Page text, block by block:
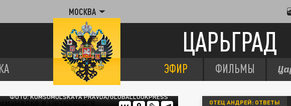
МОСКВА
ЦАРЬГРАД
ЭФИР ФИЛЬМЫ
ФОТО: KOMSOMOLSKAYA PRAVDA/GLOBALLOOKPRESS
ОТЕЦ АНДРЕЙ: ОТВЕТЫ